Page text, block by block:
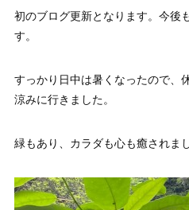
初のブログ更新となります。今後
す。
すっかり日中は暑くなったので、
涼みに行きました。
緑もあり、カラダも心も癒されまし